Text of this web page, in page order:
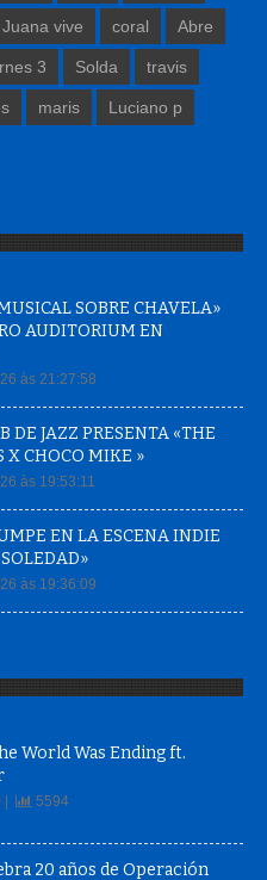
Juana vive coral Abre
3 Solda travis
maris Luciano p
SOBRE CHAVELA»
AUDITORIUM EN
às 21:27:58
DE JAZZ PRESENTA «THE
X CHOCO MIKE »
às 19:53:11
EN LA ESCENA INDIE
às 19:36:09
World Was Ending ft.
| 5594
20 años de Operación